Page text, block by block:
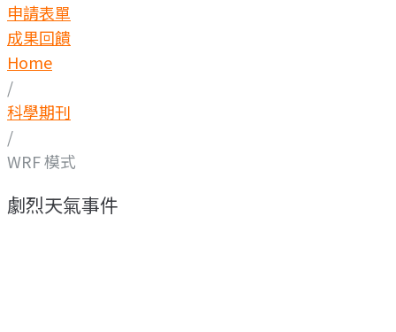
申請表單
成果回饋
Home
/
科學期刊
/
WRF 模式
劇烈天氣事件